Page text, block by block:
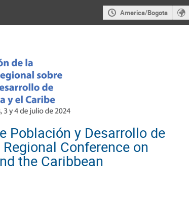
America/Bogota
Población y Desarrollo de
Conference on
the Caribbean